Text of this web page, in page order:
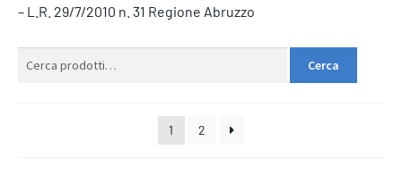
– L.R. 29/7/2010 n. 31 Regione Abruzzo
Cerca
1 2